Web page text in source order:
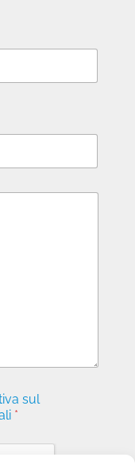
sul
*